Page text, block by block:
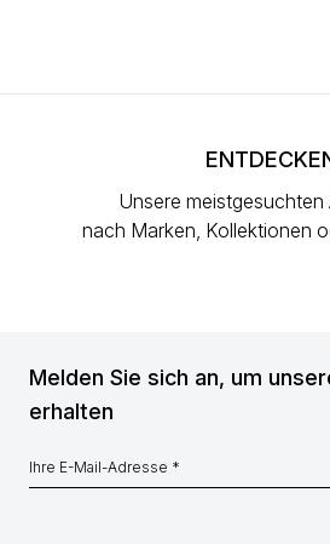
Unsere meistgesuchten
nach Marken, Kollektionen
Melden Sie sich an, um
erhalten